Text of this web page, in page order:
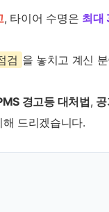
, 타이어 수명은 최대
검 을 놓치고 계신
경고등 대처법, 공
드리겠습니다.